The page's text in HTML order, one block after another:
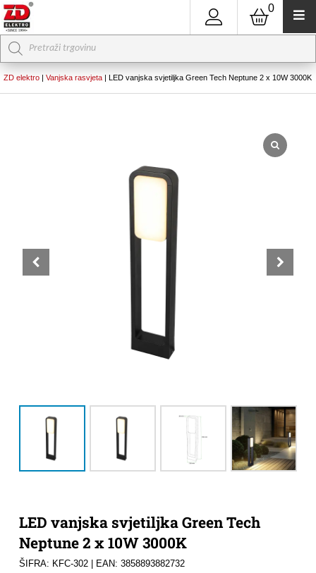
0
Products
search
ZD elektro | Vanjska rasvjeta | LED vanjska svjetiljka Green Tech Neptune 2 x 10W 3000K
LED vanjska svjetiljka Green Tech
Neptune 2 x 10W 3000K
ŠIFRA: KFC-302| EAN: 3858893882732